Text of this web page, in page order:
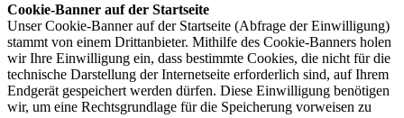
Cookie-Banner auf der Startseite
Unser Cookie-Banner auf der Startseite (Abfrage der Einwilligung)
stammt von einem Drittanbieter. Mithilfe des Cookie-Banners holen
wir Ihre Einwilligung ein, dass bestimmte Cookies, die nicht für die
technische Darstellung der Internetseite erforderlich sind, auf Ihrem
Endgerät gespeichert werden dürfen. Diese Einwilligung benötigen
wir, um eine Rechtsgrundlage für die Speicherung vorweisen zu